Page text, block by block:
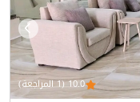
10.0 (1 المراجعة)